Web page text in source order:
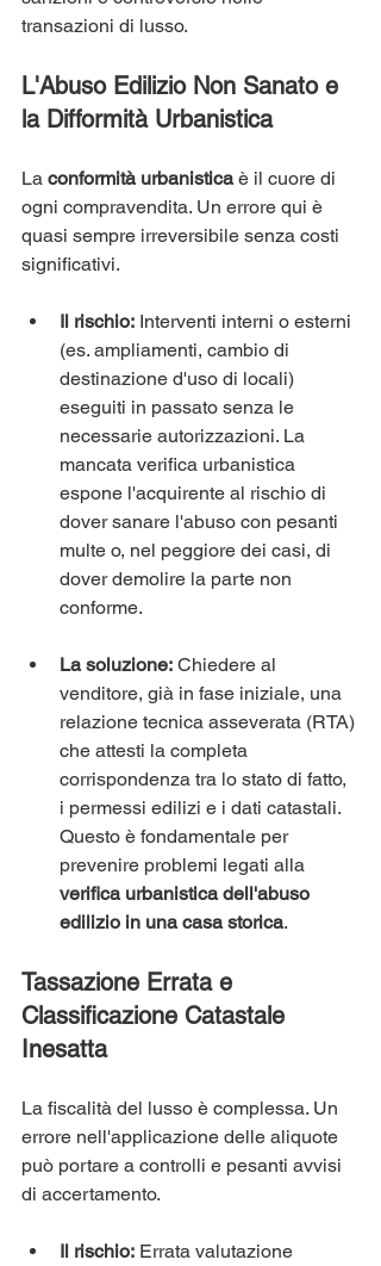
transazioni di lusso.
L'Abuso Edilizio Non Sanato e
la Difformità Urbanistica
La conformità urbanistica è il cuore di
ogni compravendita. Un errore qui è
quasi sempre irreversibile senza costi
significativi.
Il rischio: Interventi interni o esterni
(es. ampliamenti, cambio di
destinazione d'uso di locali)
eseguiti in passato senza le
necessarie autorizzazioni. La
mancata verifica urbanistica
espone l'acquirente al rischio di
dover sanare l'abuso con pesanti
multe o, nel peggiore dei casi, di
dover demolire la parte non
conforme.
La soluzione: Chiedere al
venditore, già in fase iniziale, una
relazione tecnica asseverata (RTA)
che attesti la completa
corrispondenza tra lo stato di fatto,
i permessi edilizi e i dati catastali.
Questo è fondamentale per
prevenire problemi legati alla
verifica urbanistica dell'abuso
edilizio in una casa storica.
Tassazione Errata e
Classificazione Catastale
Inesatta
La fiscalità del lusso è complessa. Un
errore nell'applicazione delle aliquote
può portare a controlli e pesanti avvisi
di accertamento.
Il rischio: Errata valutazione